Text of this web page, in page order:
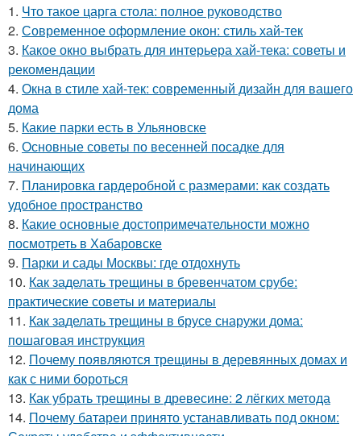
1. Что такое царга стола: полное руководство
2. Современное оформление окон: стиль хай-тек
3. Какое окно выбрать для интерьера хай-тека: советы и
рекомендации
4. Окна в стиле хай-тек: современный дизайн для вашего
дома
5. Какие парки есть в Ульяновске
6. Основные советы по весенней посадке для
начинающих
7. Планировка гардеробной с размерами: как создать
удобное пространство
8. Какие основные достопримечательности можно
посмотреть в Хабаровске
9. Парки и сады Москвы: где отдохнуть
10. Как заделать трещины в бревенчатом срубе:
практические советы и материалы
11. Как заделать трещины в брусе снаружи дома:
пошаговая инструкция
12. Почему появляются трещины в деревянных домах и
как с ними бороться
13. Как убрать трещины в древесине: 2 лёгких метода
14. Почему батареи принято устанавливать под окном: